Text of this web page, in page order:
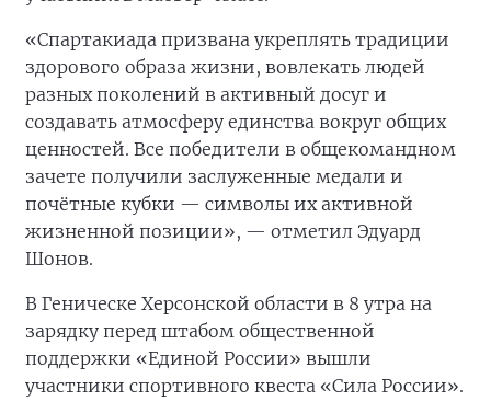
«Спартакиада призвана укреплять традиции
здорового образа жизни, вовлекать людей
разных поколений в активный досуг и
создавать атмосферу единства вокруг общих
ценностей. Все победители в общекомандном
зачете получили заслуженные медали и
почётные кубки — символы их активной
жизненной позиции», — отметил Эдуард
Шонов.
В Геническе Херсонской области в 8 утра на
зарядку перед штабом общественной
поддержки «Единой России» вышли
участники спортивного квеста «Сила России».